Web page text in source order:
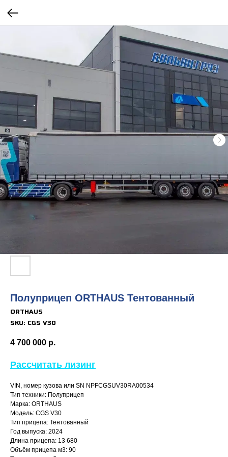
Полуприцеп ORTHAUS Тентованный
ORTHAUS
SKU: CGS V30
4 700 000 р.
Рассчитать лизинг
VIN, номер кузова или SN NPFCGSUV30RA00534
Тип техники: Полуприцеп
Марка: ORTHAUS
Модель: CGS V30
Тип прицепа: Тентованный
Год выпуска: 2024
Длина прицепа: 13 680
Объём прицепа м3: 90